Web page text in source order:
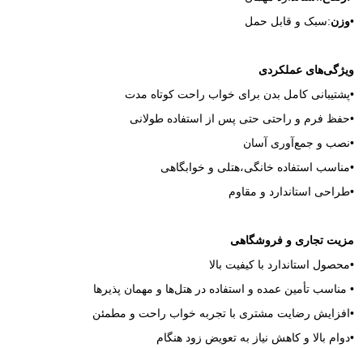
•وزن:سبک و قابل حمل
ویژگی‌های عملکردی
•پشتیبانی کامل بدن برای خواب راحت کوتاه‌ مدت
•حفظ فرم و راحتی حتی پس از استفاده طولانی
•نصب و جمع‌آوری آسان
•مناسب استفاده خانگی،هتلی و خوابگاهی
•طراحی استاندارد و مقاوم
مزیت تجاری و فروشگاهی
•محصول استاندارد با کیفیت بالا
• مناسب تأمین عمده و استفاده در هتل‌ها و مهمان‌ پذیرها
•افزایش رضایت مشتری با تجربه خواب راحت و مطمئن
•دوام بالا و کاهش نیاز به تعویض زود هنگام